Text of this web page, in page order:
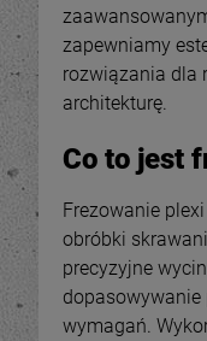
zapewniamy
rozwiązania dla
architekturę.
Co to jest
Frezowanie
obróbki
precyzyjne
dopasowywanie
wymagań.